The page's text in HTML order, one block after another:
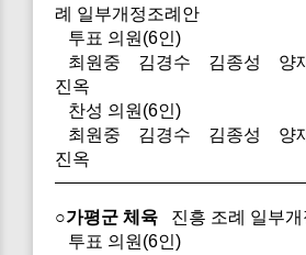
례 일부개정조례안
투표 의원(6인)
최원중 김경수 김종성 양
진옥
찬성 의원(6인)
최원중 김경수 김종성 양
진옥
○가평군 체육 진흥 조례 일부
투표 의원(6인)